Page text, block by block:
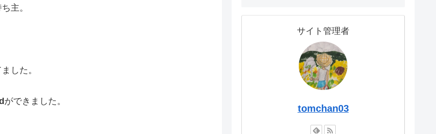
主。
した。
ができました。
サイト管理者
tomchan03